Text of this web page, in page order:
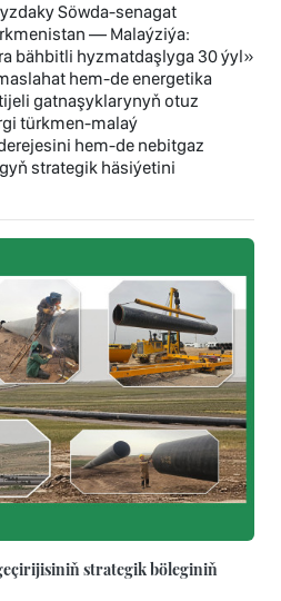
Söwda-senagat
— Malaýziýa:
bähbitli hyzmatdaşlyga 30 ýyl»
hem-de energetika
gatnaşyklarynyň otuz
türkmen-malaý
hem-de nebitgaz
strategik häsiýetini
strategik böleginiň